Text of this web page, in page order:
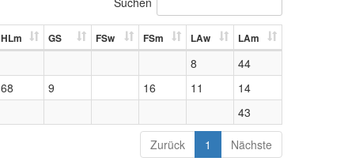
HLm GS FSw FSm LAw LAm
8
44
68 9 16 11
14
43
Zurück 1 Nächste